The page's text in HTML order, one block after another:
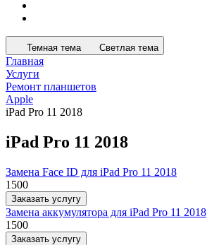
Темная тема Светлая тема
Главная
Услуги
Ремонт планшетов
Apple
iPad Pro 11 2018
iPad Pro 11 2018
Замена Face ID для iPad Pro 11 2018
1500
Заказать услугу
Замена аккумулятора для iPad Pro 11 2018
1500
Заказать услугу